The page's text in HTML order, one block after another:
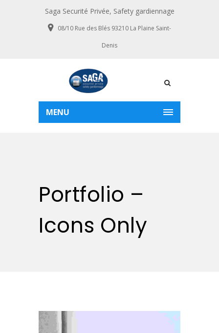
Saga Securité Privée, Safety gardiennage
08/10 Rue des Blés 93210 La Plaine Saint-
Denis
MENU
Portfolio –
Icons Only